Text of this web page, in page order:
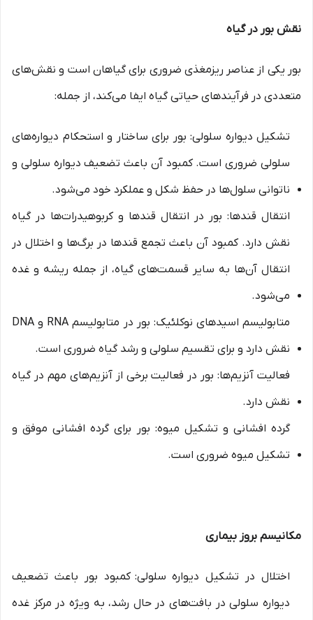
نقش بور در گیاه
بور یکی از عناصر ریزمغذی ضروری برای گیاهان است و نقش‌های
متعددی در فرآیندهای حیاتی گیاه ایفا می‌کند، از جمله:
تشکیل دیواره سلولی: بور برای ساختار و استحکام دیواره‌های
سلولی ضروری است. کمبود آن باعث تضعیف دیواره سلولی و
ناتوانی سلول‌ها در حفظ شکل و عملکرد خود می‌شود.
انتقال قندها: بور در انتقال قندها و کربوهیدرات‌ها در گیاه
نقش دارد. کمبود آن باعث تجمع قندها در برگ‌ها و اختلال در
انتقال آن‌ها به سایر قسمت‌های گیاه، از جمله ریشه و غده
می‌شود.
متابولیسم اسیدهای نوکلئیک: بور در متابولیسم RNA و DNA
نقش دارد و برای تقسیم سلولی و رشد گیاه ضروری است.
فعالیت آنزیم‌ها: بور در فعالیت برخی از آنزیم‌های مهم در گیاه
نقش دارد.
گرده افشانی و تشکیل میوه: بور برای گرده افشانی موفق و
تشکیل میوه ضروری است.
مکانیسم بروز بیماری
اختلال در تشکیل دیواره سلولی: کمبود بور باعث تضعیف
دیواره سلولی در بافت‌های در حال رشد، به ویژه در مرکز غده